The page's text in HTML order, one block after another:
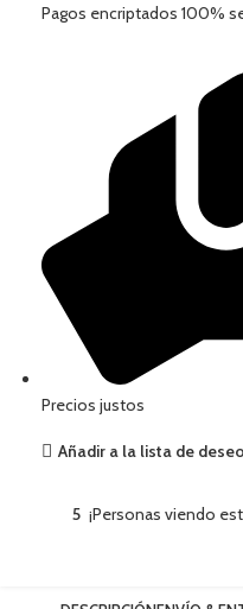
Pagos encriptados 100%
Precios justos
Añadir a la lista de
5 ¡Personas viendo